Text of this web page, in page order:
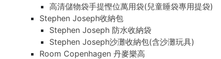
高清儲物袋手提慳位萬用袋(兒童睡袋專用提袋)
Stephen Joseph收納包
Stephen Joseph 防水收納袋
Stephen Joseph沙灘收納包(含沙灘玩具)
Room Copenhagen 丹麥樂高